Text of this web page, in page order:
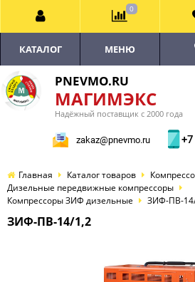
PNEVMO.RU
МАГИМЭКС
Надёжный поставщик с 2000 года
zakaz@pnevmo.ru
КАТАЛОГ МЕНЮ
Главная Каталог товаров
Дизельные передвижные компрессоры
Компрессоры ЗИФ дизельные
ЗИФ-ПВ-
ЗИФ-ПВ-14/1,2
0